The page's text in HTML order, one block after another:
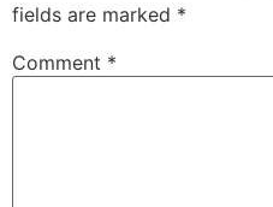
fields are marked *
Comment *